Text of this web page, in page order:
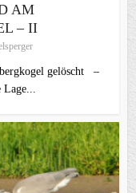
AM
– II
gelöscht –